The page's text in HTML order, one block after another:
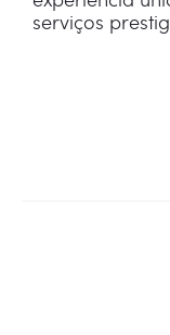
serviços